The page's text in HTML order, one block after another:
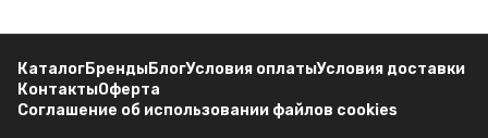
КаталогБрендыБлогУсловия оплатыУсловия доставки
КонтактыОферта
Соглашение об использовании файлов cookies